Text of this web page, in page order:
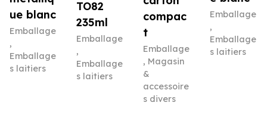
ue blanc
Emballage
,
Emballage
s laitiers
TO82
235ml
Emballage
,
Emballage
s laitiers
compac
t
Emballage
, Magasin
&
accessoire
s divers
Emballage
,
Emballage
s laitiers